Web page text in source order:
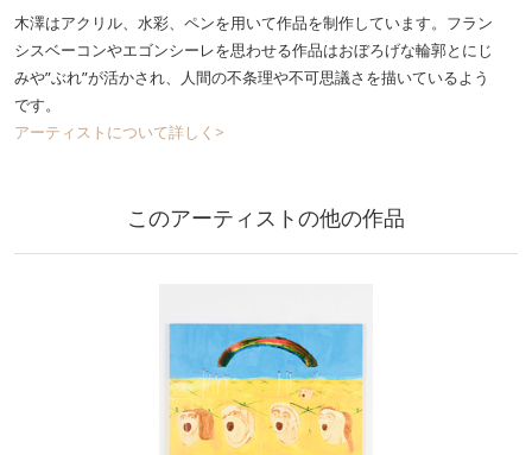
木澤はアクリル、水彩、ペンを用いて作品を制作しています。フラン
シスベーコンやエゴンシーレを思わせる作品はおぼろげな輪郭とにじ
みや”ぶれ”が活かされ、人間の不条理や不可思議さを描いているよう
です。
アーティストについて詳しく>
このアーティストの他の作品